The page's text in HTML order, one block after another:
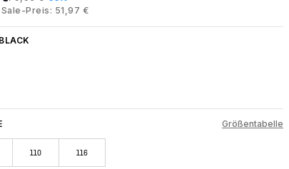
Preis: 51,97 €
BLACK
Größentabelle
110 116